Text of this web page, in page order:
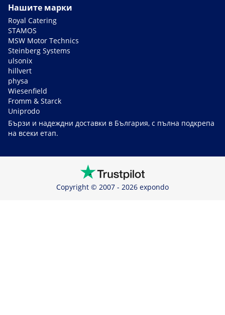
Нашите марки
Royal Catering
STAMOS
MSW Motor Technics
Steinberg Systems
ulsonix
hillvert
physa
Wiesenfield
Fromm & Starck
Uniprodo
Бързи и надеждни доставки в България, с пълна подкрепа
на всеки етап.
Copyright © 2007 - 2026 expondo